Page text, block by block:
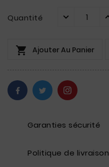
Quantité
 Ajouter Au Panier
Garanties sécurité
Politique de livraison